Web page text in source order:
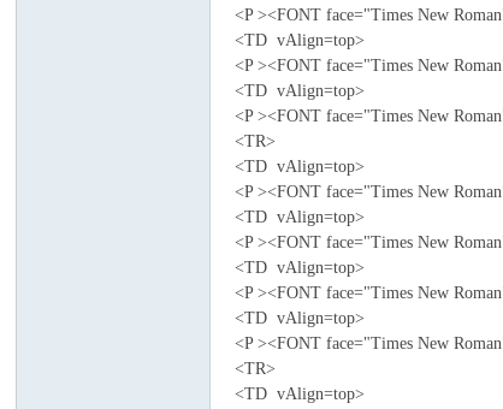
<P ><FONT face="Times New
<TD vAlign=top>
<P ><FONT face="Times New
<TD vAlign=top>
<P ><FONT face="Times New
<TR>
<TD vAlign=top>
<P ><FONT face="Times New
<TD vAlign=top>
<P ><FONT face="Times New
<TD vAlign=top>
<P ><FONT face="Times New
<TD vAlign=top>
<P ><FONT face="Times New
<TR>
<TD vAlign=top>